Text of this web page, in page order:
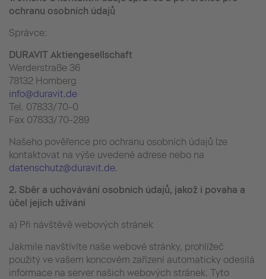
ochranu osobních údajů
Správce:
DURAVIT Aktiengesellschaft
Werderstraße 36
78132 Hornberg
info@duravit.de
Tel. 07833/70-0
Fax 07833/70-289
Našeho pověřence pro ochranu osobních údajů lze
kontaktovat na výše uvedené adrese nebo na
datenschutz@duravit.de.
2. Sběr a uchovávání osobních údajů, jakož i povaha a
účel jejich užívání
a) Při návštěvě webových stránek
Jakmile navštívíte naše webové stránky, prohlížeč
použitý ve vašem koncovém zařízení automaticky odesílá
informace na server našich webových stránek. Tyto